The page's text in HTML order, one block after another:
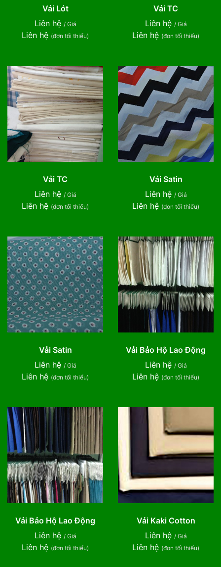
Vải Lót
Liên hệ / Giá
Liên hệ (đơn tối thiểu)
Vải TC
Liên hệ / Giá
Liên hệ (đơn tối thiểu)
Vải TC
Liên hệ / Giá
Liên hệ (đơn tối thiểu)
Vải Satin
Liên hệ / Giá
Liên hệ (đơn tối thiểu)
Vải Satin
Liên hệ / Giá
Liên hệ (đơn tối thiểu)
Vải Bảo Hộ Lao Động
Liên hệ / Giá
Liên hệ (đơn tối thiểu)
Vải Bảo Hộ Lao Động
Liên hệ / Giá
Liên hệ (đơn tối thiểu)
Vải Kaki Cotton
Liên hệ / Giá
Liên hệ (đơn tối thiểu)